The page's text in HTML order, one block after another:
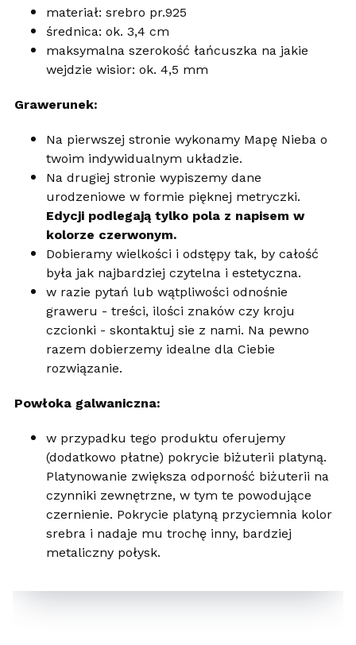
materiał: srebro pr.925
średnica: ok. 3,4 cm
maksymalna szerokość łańcuszka na jakie
wejdzie wisior: ok. 4,5 mm
Grawerunek:
Na pierwszej stronie wykonamy Mapę Nieba o
twoim indywidualnym układzie.
Na drugiej stronie wypiszemy dane
urodzeniowe w formie pięknej metryczki.
Edycji podlegają tylko pola z napisem w
kolorze czerwonym.
Dobieramy wielkości i odstępy tak, by całość
była jak najbardziej czytelna i estetyczna.
w razie pytań lub wątpliwości odnośnie
graweru - treści, ilości znaków czy kroju
czcionki - skontaktuj sie z nami. Na pewno
razem dobierzemy idealne dla Ciebie
rozwiązanie.
Powłoka galwaniczna:
w przypadku tego produktu oferujemy
(dodatkowo płatne) pokrycie biżuterii platyną.
Platynowanie zwiększa odporność biżuterii na
czynniki zewnętrzne, w tym te powodujące
czernienie. Pokrycie platyną przyciemnia kolor
srebra i nadaje mu trochę inny, bardziej
metaliczny połysk.